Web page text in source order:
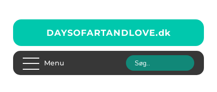
DAYSOFARTANDLOVE.dk
Menu